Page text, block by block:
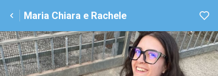
Maria Chiara e Rachele